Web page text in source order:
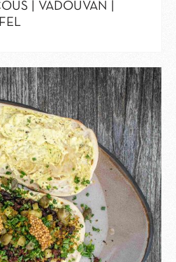
| VADOUVAN |